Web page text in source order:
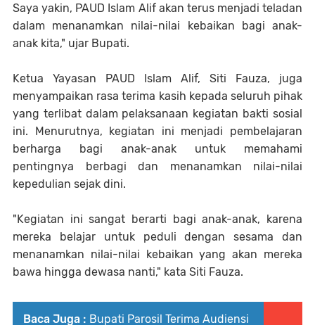
Saya yakin, PAUD Islam Alif akan terus menjadi teladan
dalam menanamkan nilai-nilai kebaikan bagi anak-
anak kita," ujar Bupati.
Ketua Yayasan PAUD Islam Alif, Siti Fauza, juga
menyampaikan rasa terima kasih kepada seluruh pihak
yang terlibat dalam pelaksanaan kegiatan bakti sosial
ini. Menurutnya, kegiatan ini menjadi pembelajaran
berharga bagi anak-anak untuk memahami
pentingnya berbagi dan menanamkan nilai-nilai
kepedulian sejak dini.
"Kegiatan ini sangat berarti bagi anak-anak, karena
mereka belajar untuk peduli dengan sesama dan
menanamkan nilai-nilai kebaikan yang akan mereka
bawa hingga dewasa nanti," kata Siti Fauza.
Baca Juga : Bupati Parosil Terima Audiensi